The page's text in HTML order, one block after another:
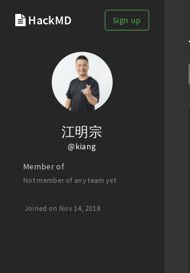
HackMD Sign up
江明宗
@kiang
Member of
Not member of any team yet
Joined on Nov 14, 2018